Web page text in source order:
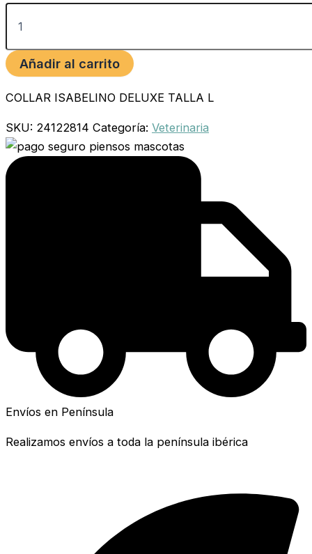
Añadir al carrito
COLLAR ISABELINO DELUXE TALLA L
SKU: 24122814 Categoría: Veterinaria
Envíos en Península
Realizamos envíos a toda la península ibérica